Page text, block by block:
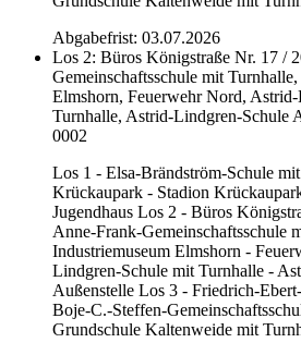
Abgabefrist: 03.07.2026
Los 2: Büros Königstraße Nr. 17 /
Gemeinschaftsschule mit
Elmshorn, Feuerwehr Nord,
Turnhalle, Astrid-Lindgren-Schule
0002
Los 1 - Elsa-Brändström-Schule
Krückaupark - Stadion
Jugendhaus Los 2 - Büros
Anne-Frank-Gemeinschaftsschule
Industriemuseum Elmshorn -
Lindgren-Schule mit Turnhalle -
Außenstelle Los 3 - Friedrich-
Boje-C.-Steffen-
Grundschule Kaltenweide mit